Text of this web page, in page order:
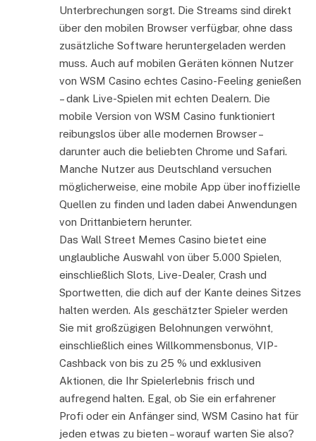
Unterbrechungen sorgt. Die Streams sind direkt
über den mobilen Browser verfügbar, ohne dass
zusätzliche Software heruntergeladen werden
muss. Auch auf mobilen Geräten können Nutzer
von WSM Casino echtes Casino-Feeling genießen
– dank Live-Spielen mit echten Dealern. Die
mobile Version von WSM Casino funktioniert
reibungslos über alle modernen Browser –
darunter auch die beliebten Chrome und Safari.
Manche Nutzer aus Deutschland versuchen
möglicherweise, eine mobile App über inoffizielle
Quellen zu finden und laden dabei Anwendungen
von Drittanbietern herunter.
Das Wall Street Memes Casino bietet eine
unglaubliche Auswahl von über 5.000 Spielen,
einschließlich Slots, Live-Dealer, Crash und
Sportwetten, die dich auf der Kante deines Sitzes
halten werden. Als geschätzter Spieler werden
Sie mit großzügigen Belohnungen verwöhnt,
einschließlich eines Willkommensbonus, VIP-
Cashback von bis zu 25 % und exklusiven
Aktionen, die Ihr Spielerlebnis frisch und
aufregend halten. Egal, ob Sie ein erfahrener
Profi oder ein Anfänger sind, WSM Casino hat für
jeden etwas zu bieten – worauf warten Sie also?